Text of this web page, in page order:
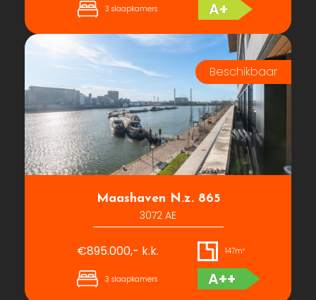
3 slaapkamers A+
Maashaven N.z. 865
3072 AE
€895.000,- k.k. 147m²
3 slaapkamers A++